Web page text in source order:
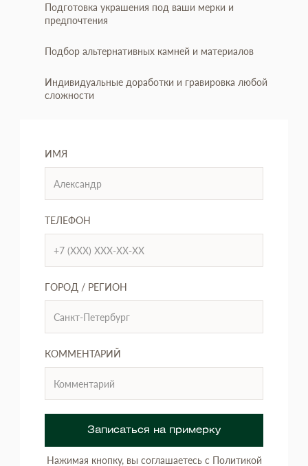
Подготовка украшения под ваши мерки и
предпочтения
Подбор альтернативных камней и материалов
Индивидуальные доработки и гравировка любой
сложности
ИМЯ
ТЕЛЕФОН
ГОРОД / РЕГИОН
КОММЕНТАРИЙ
Записаться на примерку
Нажимая кнопку, вы соглашаетесь с Политикой